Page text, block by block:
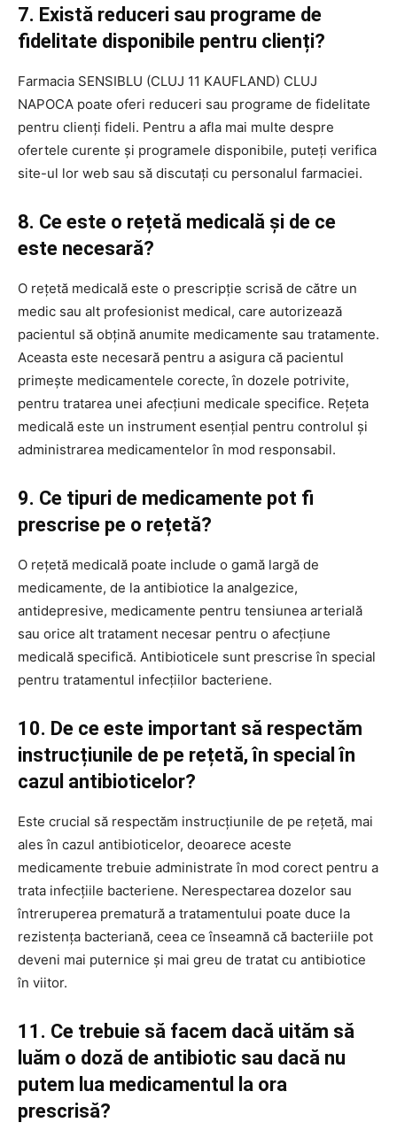
7. Există reduceri sau programe de
fidelitate disponibile pentru clienți?
Farmacia SENSIBLU (CLUJ 11 KAUFLAND) CLUJ
NAPOCA poate oferi reduceri sau programe de fidelitate
pentru clienți fideli. Pentru a afla mai multe despre
ofertele curente și programele disponibile, puteți verifica
site-ul lor web sau să discutați cu personalul farmaciei.
8. Ce este o rețetă medicală și de ce
este necesară?
O rețetă medicală este o prescripție scrisă de către un
medic sau alt profesionist medical, care autorizează
pacientul să obțină anumite medicamente sau tratamente.
Aceasta este necesară pentru a asigura că pacientul
primește medicamentele corecte, în dozele potrivite,
pentru tratarea unei afecțiuni medicale specifice. Rețeta
medicală este un instrument esențial pentru controlul și
administrarea medicamentelor în mod responsabil.
9. Ce tipuri de medicamente pot fi
prescrise pe o rețetă?
O rețetă medicală poate include o gamă largă de
medicamente, de la antibiotice la analgezice,
antidepresive, medicamente pentru tensiunea arterială
sau orice alt tratament necesar pentru o afecțiune
medicală specifică. Antibioticele sunt prescrise în special
pentru tratamentul infecțiilor bacteriene.
10. De ce este important să respectăm
instrucțiunile de pe rețetă, în special în
cazul antibioticelor?
Este crucial să respectăm instrucțiunile de pe rețetă, mai
ales în cazul antibioticelor, deoarece aceste
medicamente trebuie administrate în mod corect pentru a
trata infecțiile bacteriene. Nerespectarea dozelor sau
întreruperea prematură a tratamentului poate duce la
rezistența bacteriană, ceea ce înseamnă că bacteriile pot
deveni mai puternice și mai greu de tratat cu antibiotice
în viitor.
11. Ce trebuie să facem dacă uităm să
luăm o doză de antibiotic sau dacă nu
putem lua medicamentul la ora
prescrisă?